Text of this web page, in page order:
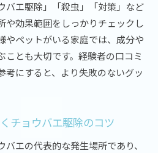
バエ駆除」「殺虫」「対策」など
や効果範囲をしっかりチェックし
やペットがいる家庭では、成分や
ことも大切です。経験者の口コミ
考にすると、より失敗のないグッ
チョウバエ駆除のコツ
エの代表的な発生場所であり、